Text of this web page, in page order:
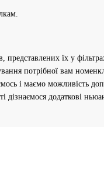
представлених їх у
потрібної вам
і маємо можливість
дізнаємося додаткові